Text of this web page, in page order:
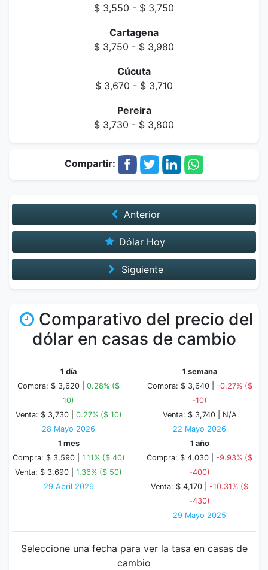
$ 3,550 - $ 3,750
Cartagena
$ 3,750 - $ 3,980
Cúcuta
$ 3,670 - $ 3,710
Pereira
$ 3,730 - $ 3,800
Compartir:
Anterior
Dólar Hoy
Siguiente
Comparativo del precio del
dólar en casas de cambio
1 día
Compra: $ 3,620 | 0.28% ($
10)
Venta: $ 3,730 | 0.27% ($ 10)
28 Mayo 2026
1 semana
Compra: $ 3,640 | -0.27% ($
-10)
Venta: $ 3,740 | N/A
22 Mayo 2026
1 mes
Compra: $ 3,590 | 1.11% ($ 40)
Venta: $ 3,690 | 1.36% ($ 50)
29 Abril 2026
1 año
Compra: $ 4,030 | -9.93% ($
-400)
Venta: $ 4,170 | -10.31% ($
-430)
29 Mayo 2025
Seleccione una fecha para ver la tasa en casas de
cambio